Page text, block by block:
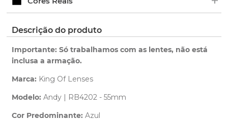
pedido.
ano de garantia para qualquer defeito de
Saiba maissobre nossa garantia completa.
redirecionado para nossa Central de Ajuda.
Descrição do produto
Importante: Só trabalhamos com as lentes, não está
inclusa a armação.
Marca: King Of Lenses
Modelo: Andy | RB4202 - 55mm
Cor Predominante: Azul